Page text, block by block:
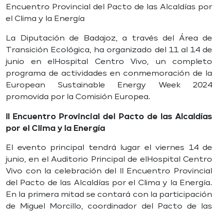
Encuentro Provincial del Pacto de las Alcaldías por
el Clima y la Energía
La Diputación de Badajoz, a través del Área de
Transición Ecológica, ha organizado del 11 al 14 de
junio en elHospital Centro Vivo, un completo
programa de actividades en conmemoración de la
European Sustainable Energy Week 2024
promovida por la Comisión Europea.
II Encuentro Provincial del Pacto de las Alcaldías
por el Clima y la Energía
El evento principal tendrá lugar el viernes 14 de
junio, en el Auditorio Principal de elHospital Centro
Vivo con la celebración del II Encuentro Provincial
del Pacto de las Alcaldías por el Clima y la Energía.
En la primera mitad se contará con la participación
de Miguel Morcillo, coordinador del Pacto de las